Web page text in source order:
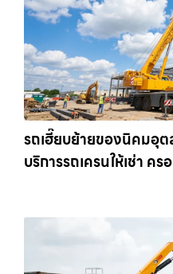
รถเฮี๊ยบย้ายของนิคมอุ
บริการรถเครนให้เช่า ค